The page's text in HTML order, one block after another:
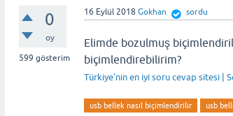
0
oy
599 gösterim
16 Eylül 2018 Gokhan sordu
Elimde bozulmuş
biçimlendirebilirim?
Türkiye'nin en iyi soru cevap sitesi |
usb bellek nasıl biçimlendirilir usb